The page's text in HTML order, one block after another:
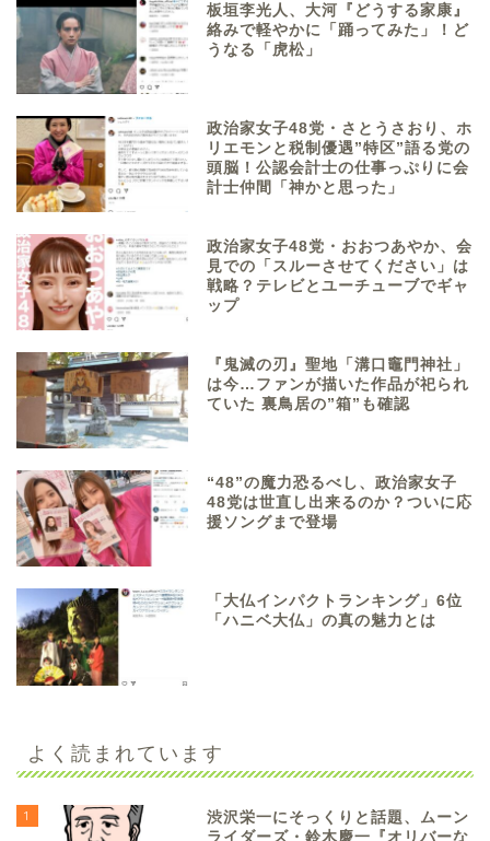
板垣李光人、大河『どうする家康』
絡みで軽やかに「踊ってみた」！ど
うなる「虎松」
政治家女子48党・さとうさおり、ホ
リエモンと税制優遇”特区”語る党の
頭脳！公認会計士の仕事っぷりに会
計士仲間「神かと思った」
政治家女子48党・おおつあやか、会
見での「スルーさせてください」は
戦略？テレビとユーチューブでギャ
ップ
『鬼滅の刃』聖地「溝口竈門神社」
は今…ファンが描いた作品が祀られ
ていた 裏鳥居の”箱”も確認
“48”の魔力恐るべし、政治家女子
48党は世直し出来るのか？ついに応
援ソングまで登場
「大仏インパクトランキング」6位
「ハニベ大仏」の真の魅力とは
よく読まれています
1
渋沢栄一にそっくりと話題、ムーン
ライダーズ・鈴木慶一『オリバーな